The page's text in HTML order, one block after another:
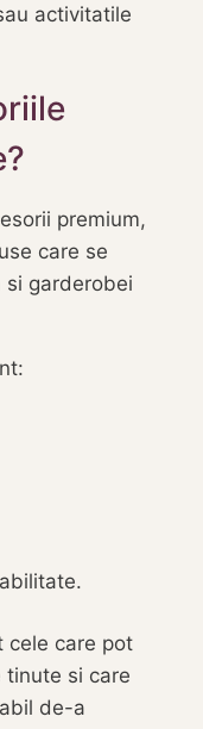
activitatile
premium,
care se
garderobei
cele care pot
si care
de-a